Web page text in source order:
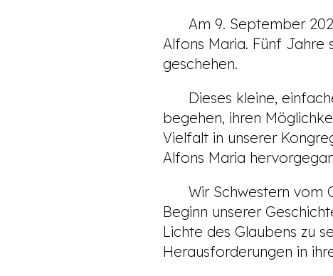
Am 9. September 2023
Alfons Maria. Fünf Jahre
geschehen.
Dieses kleine,
begehen, ihren
Vielfalt in unserer
Alfons Maria
Wir Schwestern vom
Beginn unserer
Lichte des Glaubens zu
Herausforderungen in